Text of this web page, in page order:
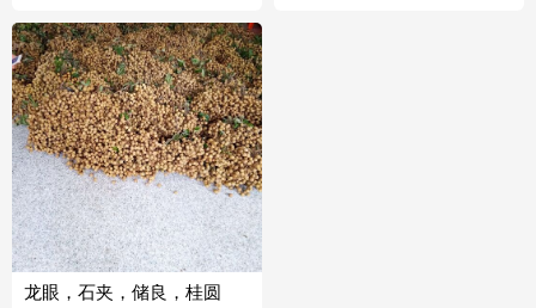
龙眼，石夹，储良，桂圆